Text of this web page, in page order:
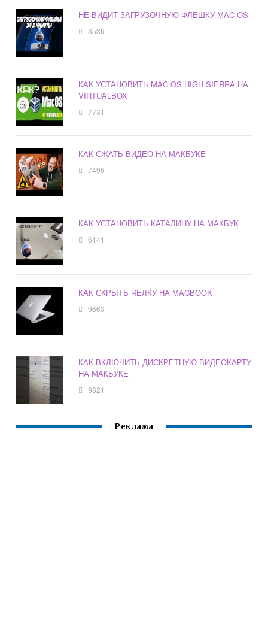
НЕ ВИДИТ ЗАГРУЗОЧНУЮ ФЛЕШКУ MAC OS
3536
КАК УСТАНОВИТЬ MAC OS HIGH SIERRA НА
VIRTUALBOX
7731
КАК СЖАТЬ ВИДЕО НА МАКБУКЕ
7496
КАК УСТАНОВИТЬ КАТАЛИНУ НА МАКБУК
6141
КАК СКРЫТЬ ЧЕЛКУ НА MACBOOK
9663
КАК ВКЛЮЧИТЬ ДИСКРЕТНУЮ ВИДЕОКАРТУ
НА МАКБУКЕ
9821
Реклама